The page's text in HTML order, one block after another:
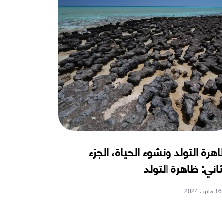
التولد ونشوء الحياة، الجزء
ظاهرة التولد
16 مايو ، 2024